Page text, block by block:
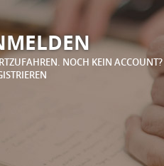
NOCH KEIN ACCOUNT?